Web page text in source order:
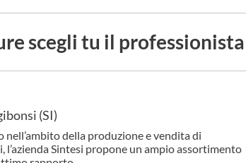
scegli tu il professionista
(SI)
della produzione e vendita di
l’azienda Sintesi propone un ampio assortimento